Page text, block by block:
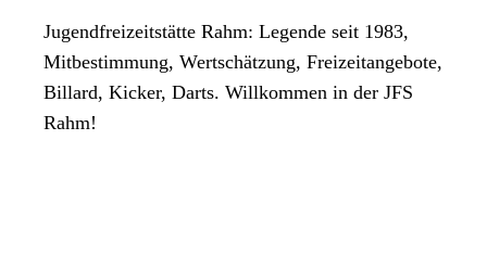
Jugendfreizeitstätte Rahm: Legende seit 1983,
Mitbestimmung, Wertschätzung, Freizeitangebote,
Billard, Kicker, Darts. Willkommen in der JFS
Rahm!